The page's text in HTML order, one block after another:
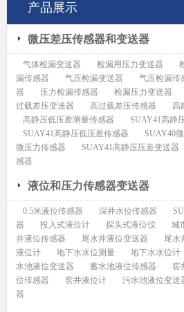
产品展示
微压差压传感器和变送器
气体检漏变送器 检漏用压力变送器
漏传感器
气压检漏变送器 气压检漏传
器
压力检漏传感器 检漏压力变送器
过载差压变送器
高过载差压传感器
高
高静压低压差测量传感器
SUAY41高静
SUAY41高静压低压差传感器
SUAY40
微压力传感器
SUAY41高静压压差变送器
感器
液位和压力传感器变送器
0.5米液位传感器 深井水位传感器
器
投入式液位计 探头式液位仪 城
井液位传感器
尾水井液位变送器 尾水
液位计
地下水水位测量 地下水水位计
水池液位变送器
蓄水池液位传感器 窖
位传感器
窖井液位计 污水池液位变送
器